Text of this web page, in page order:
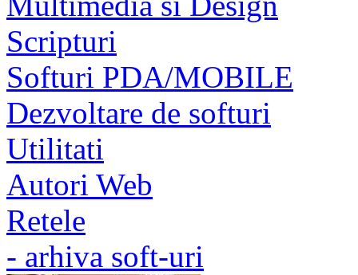
Scripturi
Softuri PDA/MOBILE
Dezvoltare de softuri
Utilitati
Autori Web
Retele
- arhiva soft-uri